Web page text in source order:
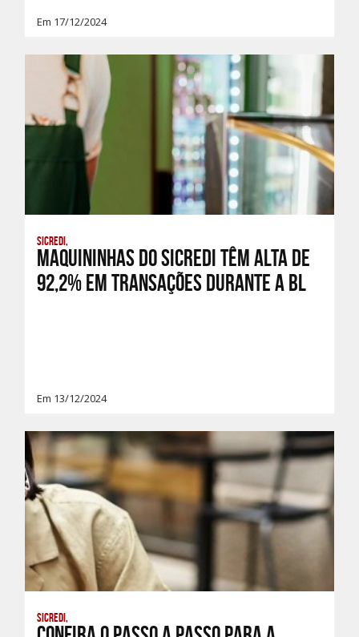
Em 17/12/2024
Sicredi,
Maquininhas do Sicredi têm alta de
92,2% em transações durante a Bl
Em 13/12/2024
Sicredi,